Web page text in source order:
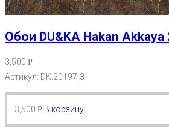
Обои DU&KA Hakan Akkaya
3,500 Р
Артикул: DK.20197-3
3,500 Р В корзину